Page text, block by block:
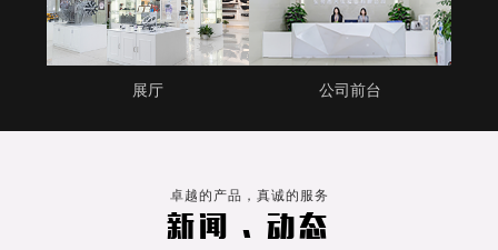
展厅 公司前台
卓越的产品，真诚的服务
新闻 . 动态